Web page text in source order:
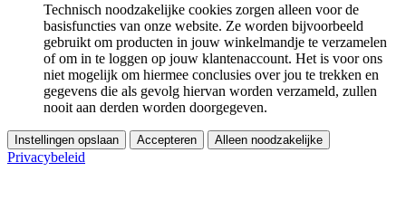
Technisch noodzakelijke cookies zorgen alleen voor de
basisfuncties van onze website. Ze worden bijvoorbeeld
gebruikt om producten in jouw winkelmandje te verzamelen
of om in te loggen op jouw klantenaccount. Het is voor ons
niet mogelijk om hiermee conclusies over jou te trekken en
gegevens die als gevolg hiervan worden verzameld, zullen
nooit aan derden worden doorgegeven.
Instellingen opslaan Accepteren Alleen noodzakelijke
Privacybeleid